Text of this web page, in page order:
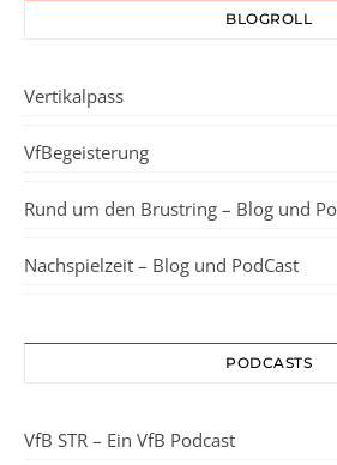
BLOGROLL
Vertikalpass
VfBegeisterung
Rund um den Brustring – Blog und
Nachspielzeit – Blog und PodCast
PODCASTS
VfB STR – Ein VfB Podcast